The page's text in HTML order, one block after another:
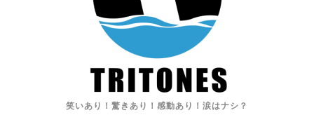
笑いあり！驚きあり！感動あり！涙はナシ？